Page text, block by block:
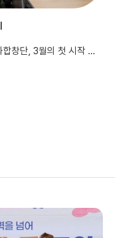
매화처럼 처음 피어난 노래광양매화합창단, 3월의 첫 시작 이야기